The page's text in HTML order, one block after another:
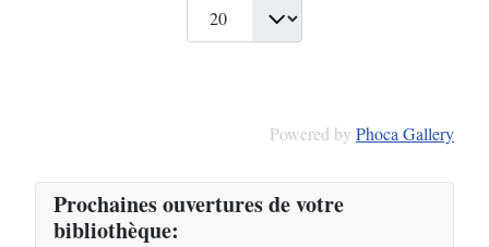
Prochaines ouvertures de votre
bibliothèque:
Powered by Phoca Gallery